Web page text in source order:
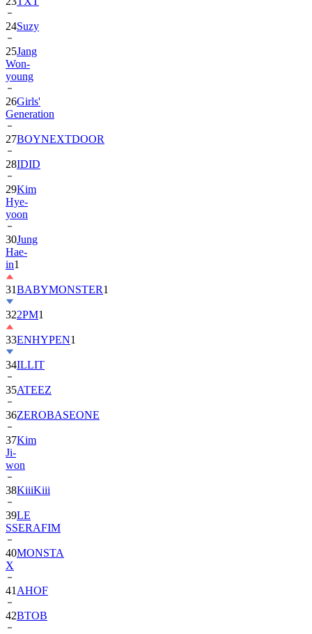
24Suzy
25Jang
Won-
young
26Girls'
Generation
27BOYNEXTDOOR
28IDID
29Kim
Hye-
yoon
30Jung
Hae-
in1
31BABYMONSTER1
322PM1
33ENHYPEN1
34ILLIT
35ATEEZ
36ZEROBASEONE
37Kim
Ji-
won
38KiiiKiii
39LE
SSERAFIM
40MONSTA
X
41 AHOF
42BTOB